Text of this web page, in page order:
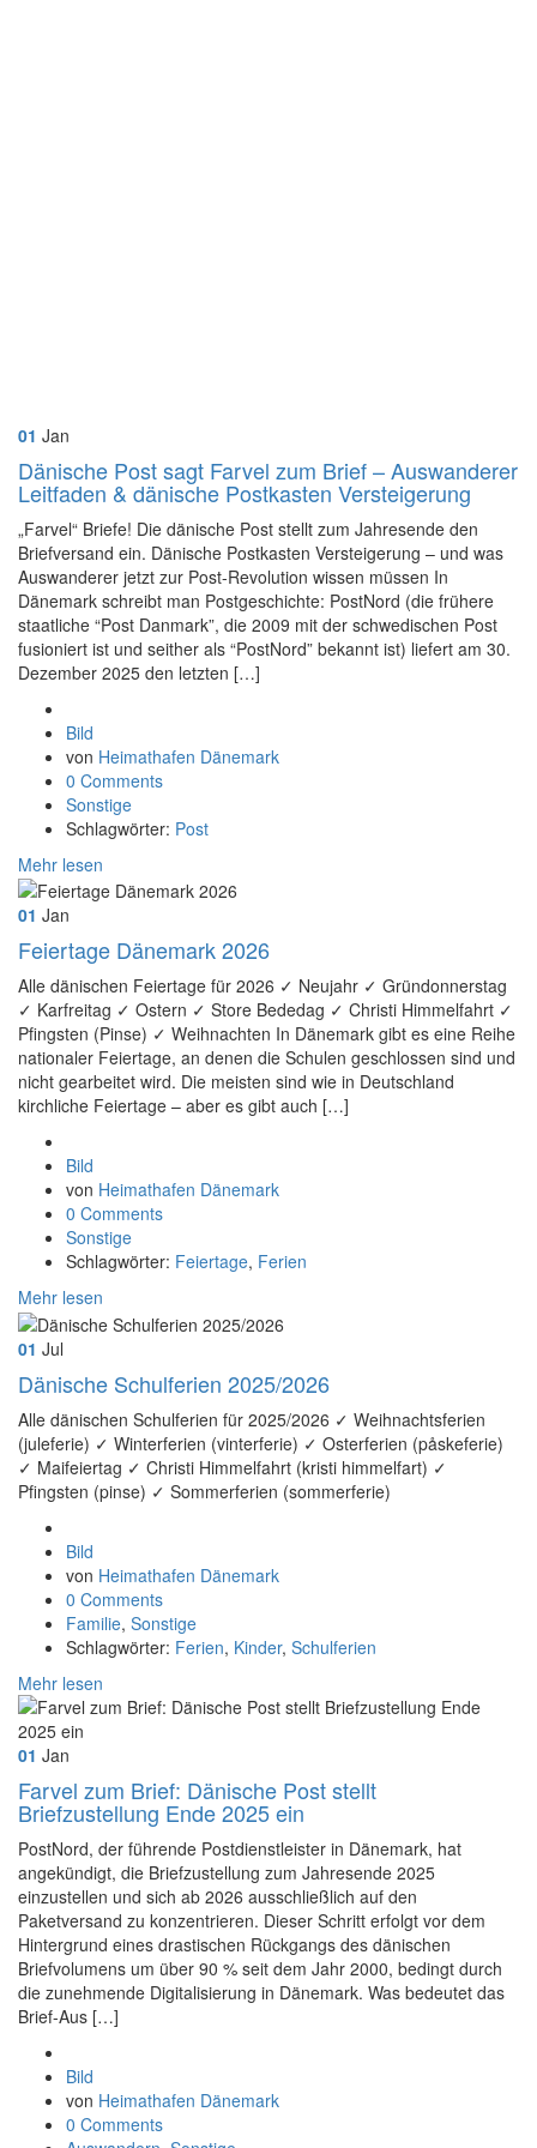
01 Jan
Dänische Post sagt Farvel zum Brief – Auswanderer
Leitfaden & dänische Postkasten Versteigerung
„Farvel“ Briefe! Die dänische Post stellt zum Jahresende den
Briefversand ein. Dänische Postkasten Versteigerung – und was
Auswanderer jetzt zur Post-Revolution wissen müssen In
Dänemark schreibt man Postgeschichte: PostNord (die frühere
staatliche “Post Danmark”, die 2009 mit der schwedischen Post
fusioniert ist und seither als “PostNord” bekannt ist) liefert am 30.
Dezember 2025 den letzten […]
Format
Bild
von Heimathafen Dänemark
0 Comments
Sonstige
Schlagwörter: Post
Mehr lesen
01 Jan
Feiertage Dänemark 2026
Alle dänischen Feiertage für 2026 ✓ Neujahr ✓ Gründonnerstag
✓ Karfreitag ✓ Ostern ✓ Store Bededag ✓ Christi Himmelfahrt ✓
Pfingsten (Pinse) ✓ Weihnachten In Dänemark gibt es eine Reihe
nationaler Feiertage, an denen die Schulen geschlossen sind und
nicht gearbeitet wird. Die meisten sind wie in Deutschland
kirchliche Feiertage – aber es gibt auch […]
Format
Bild
von Heimathafen Dänemark
0 Comments
Sonstige
Schlagwörter: Feiertage, Ferien
Mehr lesen
01 Jul
Dänische Schulferien 2025/2026
Alle dänischen Schulferien für 2025/2026 ✓ Weihnachtsferien
(juleferie) ✓ Winterferien (vinterferie) ✓ Osterferien (påskeferie)
✓ Maifeiertag ✓ Christi Himmelfahrt (kristi himmelfart) ✓
Pfingsten (pinse) ✓ Sommerferien (sommerferie)
Format
Bild
von Heimathafen Dänemark
0 Comments
Familie, Sonstige
Schlagwörter: Ferien, Kinder, Schulferien
Mehr lesen
01 Jan
Farvel zum Brief: Dänische Post stellt
Briefzustellung Ende 2025 ein
PostNord, der führende Postdienstleister in Dänemark, hat
angekündigt, die Briefzustellung zum Jahresende 2025
einzustellen und sich ab 2026 ausschließlich auf den
Paketversand zu konzentrieren. Dieser Schritt erfolgt vor dem
Hintergrund eines drastischen Rückgangs des dänischen
Briefvolumens um über 90 % seit dem Jahr 2000, bedingt durch
die zunehmende Digitalisierung in Dänemark. Was bedeutet das
Brief-Aus […]
Format
Bild
von Heimathafen Dänemark
0 Comments